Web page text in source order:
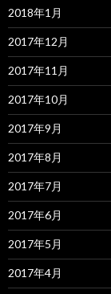
2018年1月
2017年12月
2017年11月
2017年10月
2017年9月
2017年8月
2017年7月
2017年6月
2017年5月
2017年4月